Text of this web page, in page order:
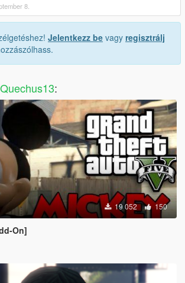
8.
Jelentkezz be vagy regisztrálj
Quechus13:
19 052 150
On]